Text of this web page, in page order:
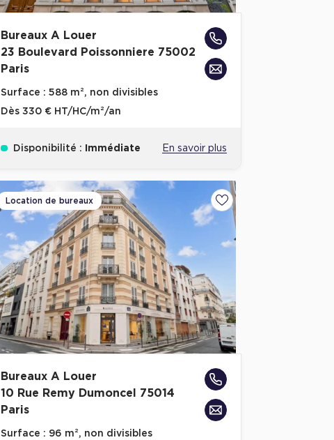
Bureaux A Louer
23 Boulevard Poissonniere 75002
Paris
Surface : 588 m², non divisibles
Dès330 € HT/HC/m²/an
Disponibilité : Immédiate En savoir plus
Location de bureaux
Ajouter aux favoris
Bureaux A Louer
10 Rue Remy Dumoncel 75014
Paris
Surface : 96 m², non divisibles